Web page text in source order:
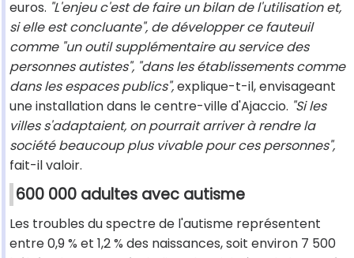
euros. "L'enjeu c'est de faire un bilan de l'utilisation et,
si elle est concluante", de développer ce fauteuil
comme "un outil supplémentaire au service des
personnes autistes", "dans les établissements comme
dans les espaces publics",explique-t-il, envisageant
une installation dans le centre-ville d'Ajaccio. "Si les
villes s'adaptaient, on pourrait arriver à rendre la
société beaucoup plus vivable pour ces personnes",
fait-il valoir.
600 000 adultes avec autisme
Les troubles du spectre de l'autisme représentent
entre 0,9 % et 1,2 % des naissances, soit environ 7 500